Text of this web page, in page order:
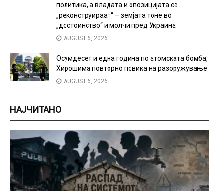
политика, а владата и опозицијата се
„реконструираат“ – земјата тоне во
„достоинство“ и молчи пред Украина
AUGUST 6, 2026
Осумдесет и една година по атомската бомба,
Хирошима повторно повика на разоружување
AUGUST 6, 2026
НАЈЧИТАНО